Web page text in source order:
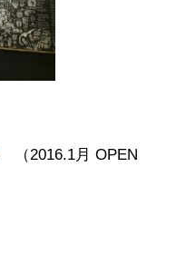
（2016.1月 OPEN